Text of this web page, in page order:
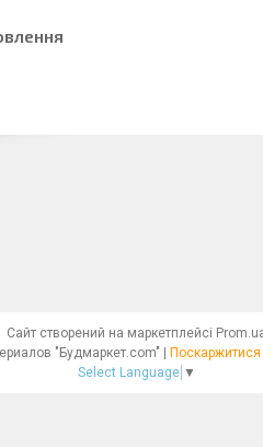
Сайт створений на маркетплейсі
Интернет - магазин строительных материалов "Будмаркет.com" | Поскаржитися
Select Language ▼